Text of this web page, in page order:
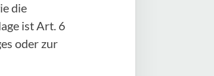
die
ist Art. 6
oder zur